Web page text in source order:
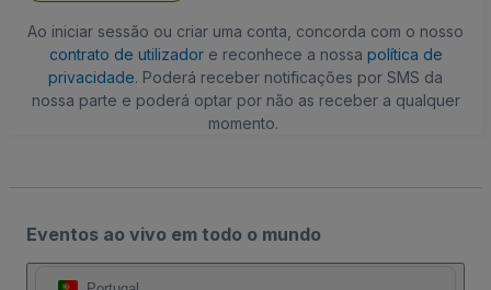
Ao iniciar sessão ou criar uma conta, concorda com o nosso
contrato de utilizadore reconhece a nossa política de
privacidade. Poderá receber notificações por SMS da
nossa parte e poderá optar por não as receber a qualquer
momento.
Eventos ao vivo em todo o mundo